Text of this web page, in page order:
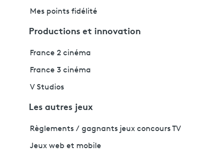
Mes points fidélité
Productions et innovation
France 2 cinéma
France 3 cinéma
V Studios
Les autres jeux
Règlements / gagnants jeux concours TV
Jeux web et mobile